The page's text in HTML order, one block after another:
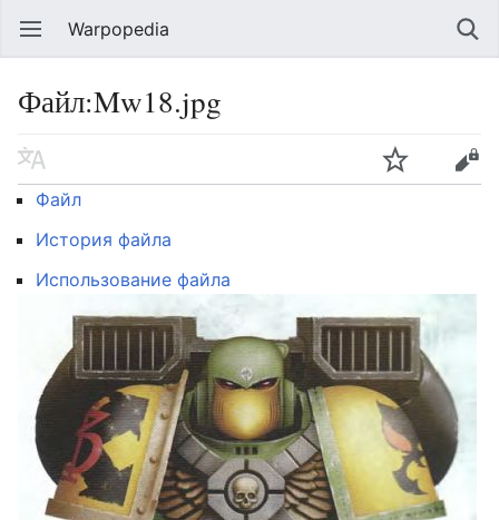
Warpopedia
Файл:Mw18.jpg
Файл
История файла
Использование файла